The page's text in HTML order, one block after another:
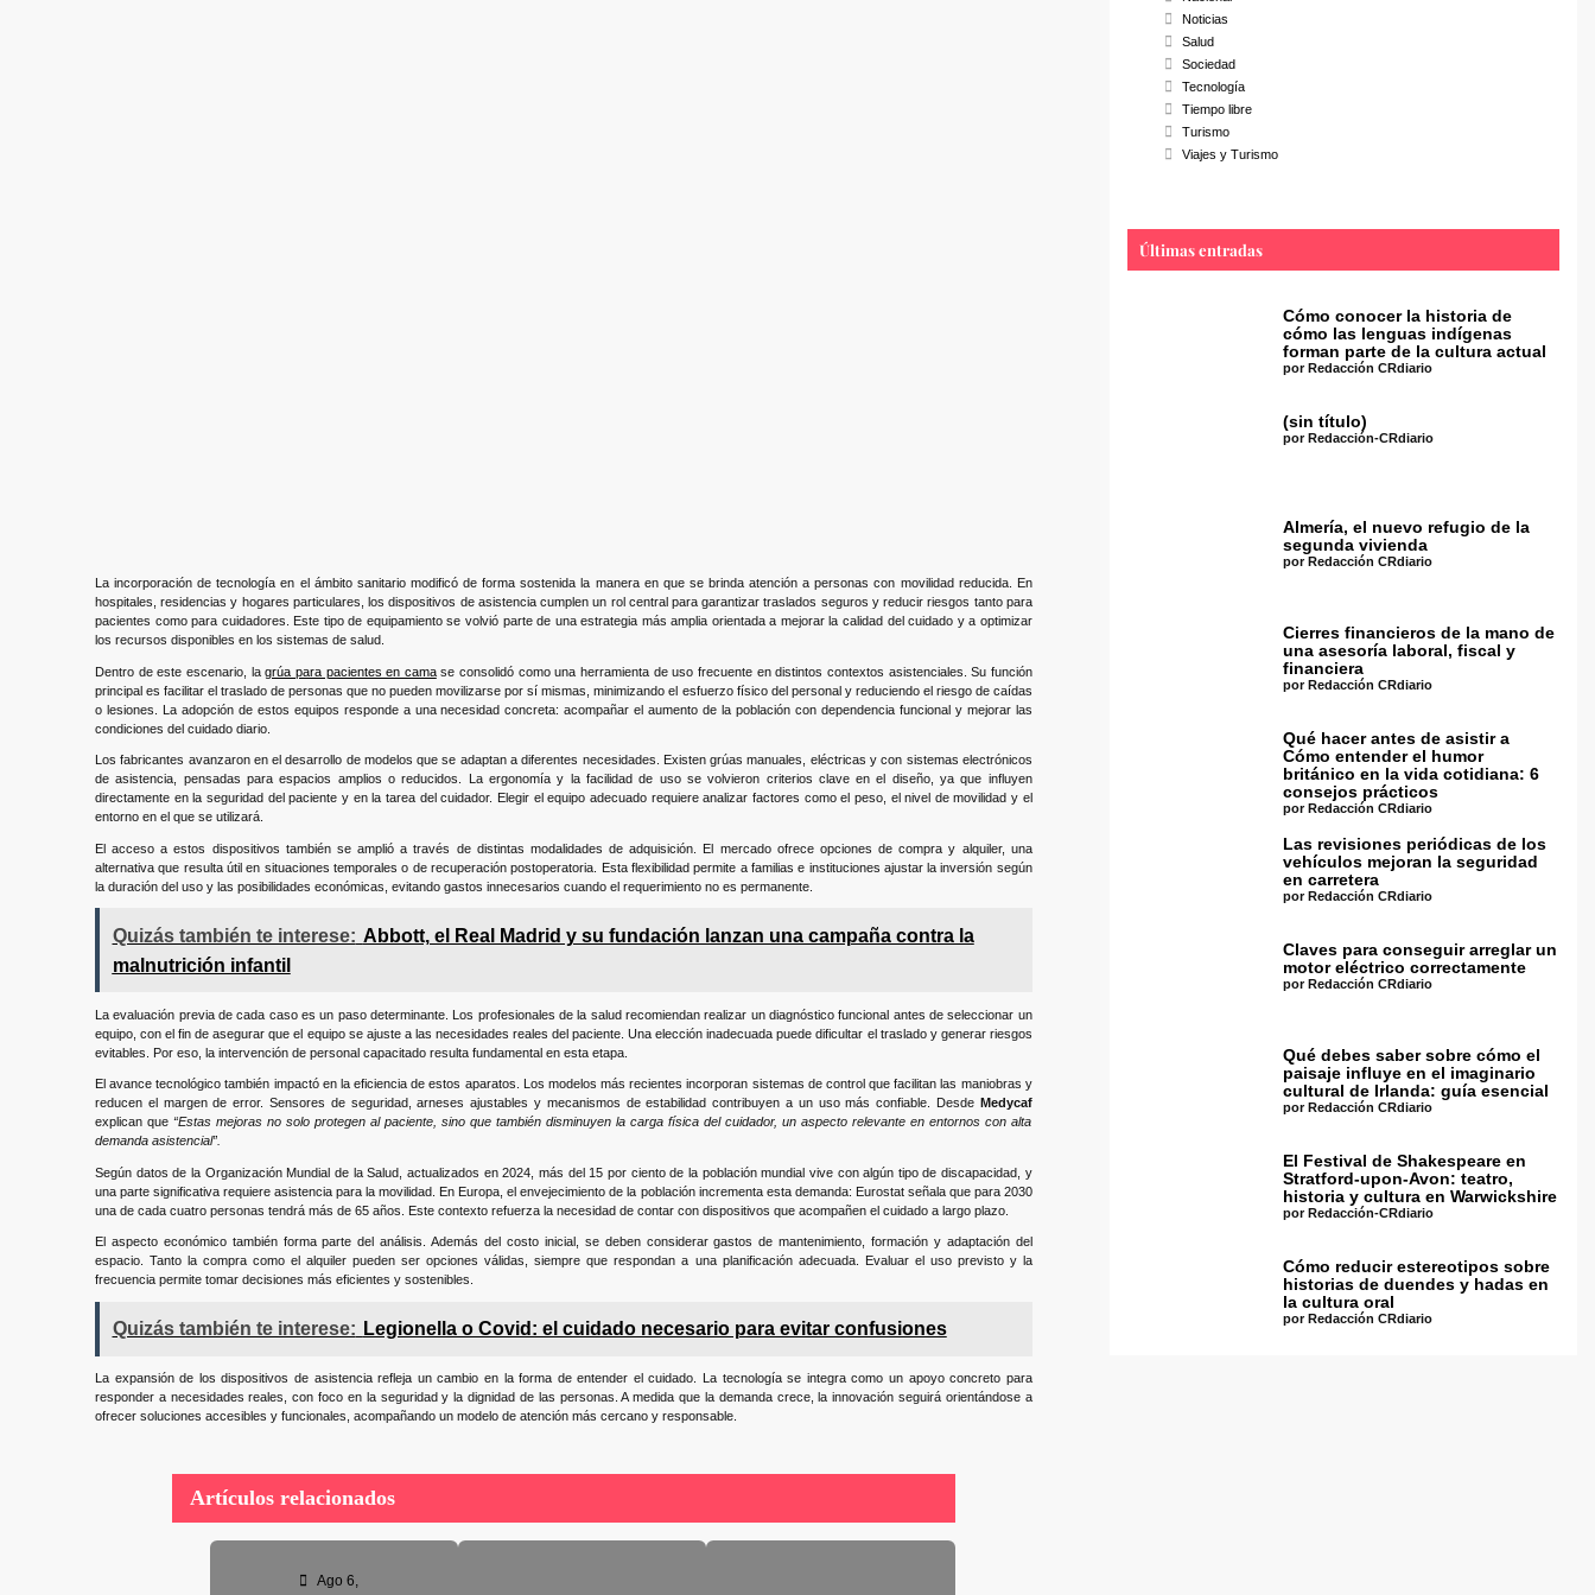
La incorporación de tecnología en el ámbito sanitario modificó de forma sostenida la manera en que se brinda atención a personas con movilidad reducida. En
hospitales, residencias y hogares particulares, los dispositivos de asistencia cumplen un rol central para garantizar traslados seguros y reducir riesgos tanto para
pacientes como para cuidadores. Este tipo de equipamiento se volvió parte de una estrategia más amplia orientada a mejorar la calidad del cuidado y a optimizar
los recursos disponibles en los sistemas de salud.
Dentro de este escenario, lagrúa para pacientes en camase consolidó como una herramienta de uso frecuente en distintos contextos asistenciales. Su función
principal es facilitar el traslado de personas que no pueden movilizarse por sí mismas, minimizando el esfuerzo físico del personal y reduciendo el riesgo de caídas
o lesiones. La adopción de estos equipos responde a una necesidad concreta: acompañar el aumento de la población con dependencia funcional y mejorar las
condiciones del cuidado diario.
Los fabricantes avanzaron en el desarrollo de modelos que se adaptan a diferentes necesidades. Existen grúas manuales, eléctricas y con sistemas electrónicos
de asistencia, pensadas para espacios amplios o reducidos. La ergonomía y la facilidad de uso se volvieron criterios clave en el diseño, ya que influyen
directamente en la seguridad del paciente y en la tarea del cuidador. Elegir el equipo adecuado requiere analizar factores como el peso, el nivel de movilidad y el
entorno en el que se utilizará.
El acceso a estos dispositivos también se amplió a través de distintas modalidades de adquisición. El mercado ofrece opciones de compra y alquiler, una
alternativa que resulta útil en situaciones temporales o de recuperación postoperatoria. Esta flexibilidad permite a familias e instituciones ajustar la inversión según
la duración del uso y las posibilidades económicas, evitando gastos innecesarios cuando el requerimiento no es permanente.
Quizás también te interese: Abbott, el Real Madrid y su fundación lanzan una campaña contra la
malnutrición infantil
La evaluación previa de cada caso es un paso determinante. Los profesionales de la salud recomiendan realizar un diagnóstico funcional antes de seleccionar un
equipo, con el fin de asegurar que el equipo se ajuste a las necesidades reales del paciente. Una elección inadecuada puede dificultar el traslado y generar riesgos
evitables. Por eso, la intervención de personal capacitado resulta fundamental en esta etapa.
El avance tecnológico también impactó en la eficiencia de estos aparatos. Los modelos más recientes incorporan sistemas de control que facilitan las maniobras y
reducen el margen de error. Sensores de seguridad, arneses ajustables y mecanismos de estabilidad contribuyen a un uso más confiable. Desde Medycaf
explican que “Estas mejoras no solo protegen al paciente, sino que también disminuyen la carga física del cuidador, un aspecto relevante en entornos con alta
demanda asistencial”.
Según datos de la Organización Mundial de la Salud, actualizados en 2024, más del 15 por ciento de la población mundial vive con algún tipo de discapacidad, y
una parte significativa requiere asistencia para la movilidad. En Europa, el envejecimiento de la población incrementa esta demanda: Eurostat señala que para 2030
una de cada cuatro personas tendrá más de 65 años. Este contexto refuerza la necesidad de contar con dispositivos que acompañen el cuidado a largo plazo.
El aspecto económico también forma parte del análisis. Además del costo inicial, se deben considerar gastos de mantenimiento, formación y adaptación del
espacio. Tanto la compra como el alquiler pueden ser opciones válidas, siempre que respondan a una planificación adecuada. Evaluar el uso previsto y la
frecuencia permite tomar decisiones más eficientes y sostenibles.
Quizás también te interese: Legionella o Covid: el cuidado necesario para evitar confusiones
La expansión de los dispositivos de asistencia refleja un cambio en la forma de entender el cuidado. La tecnología se integra como un apoyo concreto para
responder a necesidades reales, con foco en la seguridad y la dignidad de las personas. A medida que la demanda crece, la innovación seguirá orientándose a
ofrecer soluciones accesibles y funcionales, acompañando un modelo de atención más cercano y responsable.
Artículos relacionados
Ago 6,
Noticias
Salud
Sociedad
Tecnología
Tiempo libre
Turismo
Viajes y Turismo
Últimas entradas
Cómo conocer la historia de
cómo las lenguas indígenas
forman parte de la cultura actual
por Redacción CRdiario
(sin título)
por Redacción-CRdiario
Almería, el nuevo refugio de la
segunda vivienda
por Redacción CRdiario
Cierres financieros de la mano de
una asesoría laboral, fiscal y
financiera
por Redacción CRdiario
Qué hacer antes de asistir a
Cómo entender el humor
británico en la vida cotidiana: 6
consejos prácticos
por Redacción CRdiario
Las revisiones periódicas de los
vehículos mejoran la seguridad
en carretera
por Redacción CRdiario
Claves para conseguir arreglar un
motor eléctrico correctamente
por Redacción CRdiario
Qué debes saber sobre cómo el
paisaje influye en el imaginario
cultural de Irlanda: guía esencial
por Redacción CRdiario
El Festival de Shakespeare en
Stratford-upon-Avon: teatro,
historia y cultura en Warwickshire
por Redacción-CRdiario
Cómo reducir estereotipos sobre
historias de duendes y hadas en
la cultura oral
por Redacción CRdiario